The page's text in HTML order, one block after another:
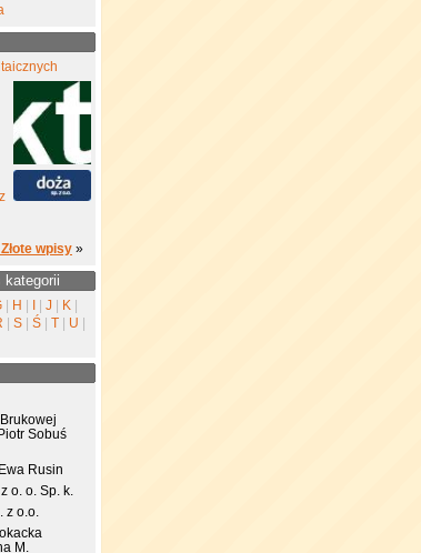
wpisy »
H J K
S Ś T U
Sobuś
Rusin
o. o. Sp. k.
z o.o.
M.